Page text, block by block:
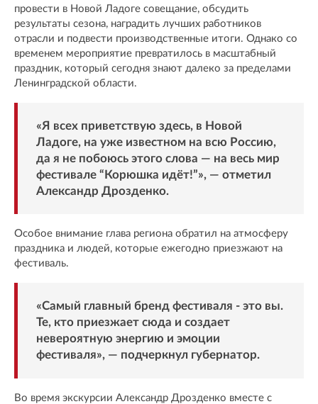
провести в Новой Ладоге совещание, обсудить
результаты сезона, наградить лучших работников
отрасли и подвести производственные итоги. Однако со
временем мероприятие превратилось в масштабный
праздник, который сегодня знают далеко за пределами
Ленинградской области.
«Я всех приветствую здесь, в Новой
Ладоге, на уже известном на всю Россию,
да я не побоюсь этого слова — на весь мир
фестивале “Корюшка идёт!”», — отметил
Александр Дрозденко.
Особое внимание глава региона обратил на атмосферу
праздника и людей, которые ежегодно приезжают на
фестиваль.
«Самый главный бренд фестиваля - это вы.
Те, кто приезжает сюда и создает
невероятную энергию и эмоции
фестиваля», — подчеркнул губернатор.
Во время экскурсии Александр Дрозденко вместе с